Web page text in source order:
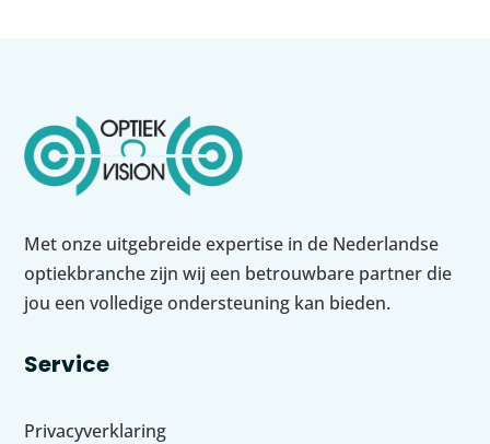
Met onze uitgebreide expertise in de Nederlandse
optiekbranche zijn wij een betrouwbare partner die
jou een volledige ondersteuning kan bieden.
Service
Privacyverklaring